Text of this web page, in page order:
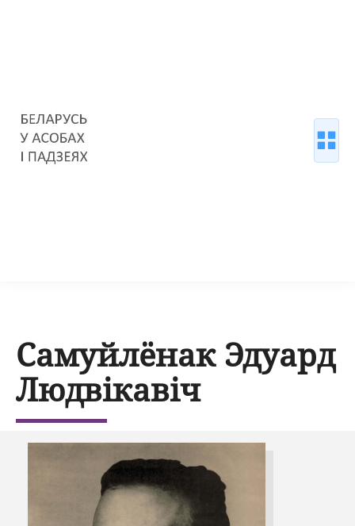
Самуйлёнак Эдуард
Людвікавіч